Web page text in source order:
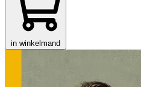
in winkelmand